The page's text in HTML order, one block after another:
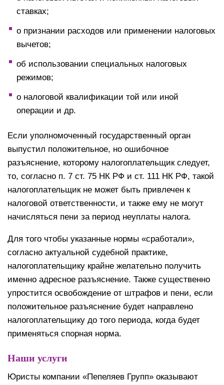
ставках;
о признании расходов или применении налоговых
вычетов;
об использовании специальных налоговых
режимов;
о налоговой квалификации той или иной
операции и др.
Если уполномоченный государственный орган
выпустил положительное, но ошибочное
разъяснение, которому налогоплательщик следует,
то, согласно п. 7 ст. 75 НК РФ и ст. 111 НК РФ, такой
налогоплательщик не может быть привлечен к
налоговой ответственности, и также ему не могут
начисляться пени за период неуплаты налога.
Для того чтобы указанные нормы «сработали»,
согласно актуальной судебной практике,
налогоплательщику крайне желательно получить
именно адресное разъяснение. Также существенно
упростится освобождение от штрафов и пени, если
положительное разъяснение будет направлено
налогоплательщику до того периода, когда будет
применяться спорная норма.
Наши услуги
Юристы компании «Пепеляев Групп» оказывают